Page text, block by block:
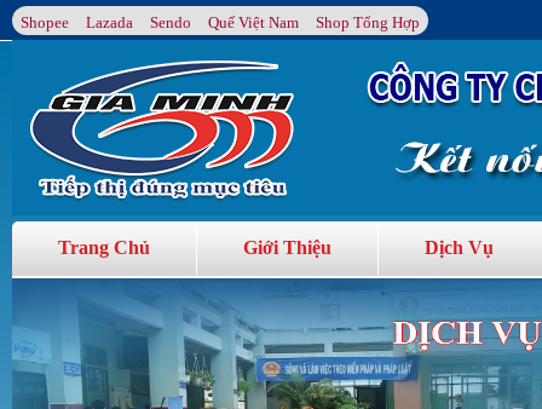
Shopee Lazada Sendo Quế Việt Nam Shop Tổng Hợp
Trang Chủ Giới Thiệu Dịch Vụ